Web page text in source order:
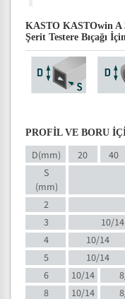
KASTO KASTOwin A
Şerit Testere Bıçağı
PROFİL VE BORU
D(mm) 20 40
S
(mm)
2
3
10/14
4
10/14
5
10/14
6
10/14
8
10/14